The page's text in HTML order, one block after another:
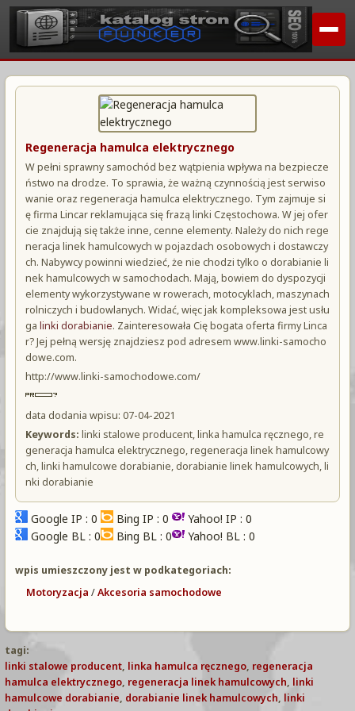
Regeneracja hamulca elektrycznego
W pełni sprawny samochód bez wątpienia wpływa na bezpiecze
ństwo na drodze. To sprawia, że ważną czynnością jest serwiso
wanie oraz regeneracja hamulca elektrycznego. Tym zajmuje si
ę firma Lincar reklamująca się frazą linki Częstochowa. W jej ofer
cie znajdują się także inne, cenne elementy. Należy do nich rege
neracja linek hamulcowych w pojazdach osobowych i dostawczy
ch. Nabywcy powinni wiedzieć, że nie chodzi tylko o dorabianie li
nek hamulcowych w samochodach. Mają, bowiem do dyspozycji
elementy wykorzystywane w rowerach, motocyklach, maszynach
rolniczych i budowlanych. Widać, więc jak kompleksowa jest usłu
ga linki dorabianie. Zainteresowała Cię bogata oferta firmy Linca
r? Jej pełną wersję znajdziesz pod adresem www.linki-samocho
dowe.com.
http://www.linki-samochodowe.com/
data dodania wpisu: 07-04-2021
Keywords: linki stalowe producent, linka hamulca ręcznego, re
generacja hamulca elektrycznego, regeneracja linek hamulcowy
ch, linki hamulcowe dorabianie, dorabianie linek hamulcowych, li
nki dorabianie
Google IP : 0 Bing IP : 0
Yahoo! IP : 0
Google BL : 0
Bing BL : 0 Yahoo! BL : 0
wpis umieszczony jest w podkategoriach:
Motoryzacja /Akcesoria samochodowe
tagi:
linki stalowe producent, linka hamulca ręcznego, regeneracja
hamulca elektrycznego, regeneracja linek hamulcowych, linki
hamulcowe dorabianie, dorabianie linek hamulcowych, linki